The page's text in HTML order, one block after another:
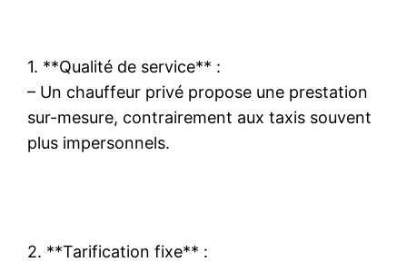
1. **Qualité de service** :
– Un chauffeur privé propose une prestation
sur-mesure, contrairement aux taxis souvent
plus impersonnels.
2. **Tarification fixe** :